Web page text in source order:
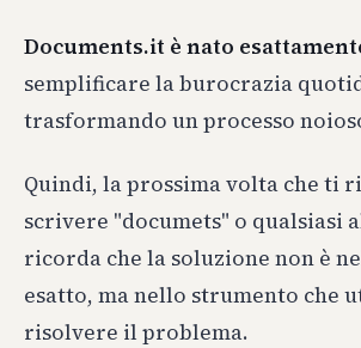
Documents.it è nato
semplificare la burocrazia
trasformando un processo
Quindi, la prossima volta che ti
scrivere "documets" o qualsiasi
ricorda che la soluzione non è
esatto, ma nello strumento che
risolvere il problema.